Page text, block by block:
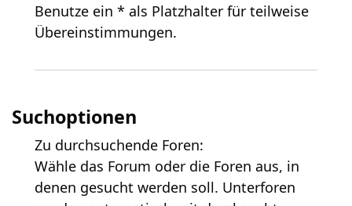
Benutze ein * als Platzhalter für teilweise
Übereinstimmungen.
Suchoptionen
Zu durchsuchende Foren:
Wähle das Forum oder die Foren aus, in
denen gesucht werden soll. Unterforen